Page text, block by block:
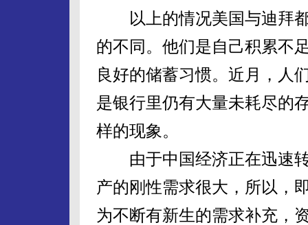
以上的情况美国与迪拜都
的不同。他们是自己积累不
良好的储蓄习惯。近月，人
是银行里仍有大量未耗尽的
样的现象。
由于中国经济正在迅速转
产的刚性需求很大，所以，
为不断有新生的需求补充，